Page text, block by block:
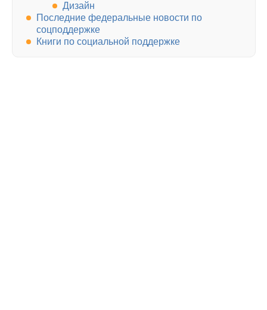
Дизайн
Последние федеральные новости по
соцподдержке
Книги по социальной поддержке